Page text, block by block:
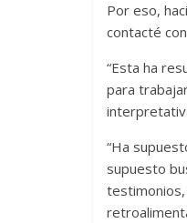
Por eso,
contacté
“Esta ha
para
“Ha
supuesto